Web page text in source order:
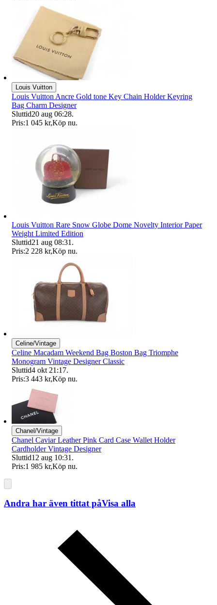
Louis Vuitton
Louis Vuitton Ancre Gold tone Key Chain Holder Keyring
Bag Charm Designer
Sluttid20 aug 06:28.
Pris:1 045 kr,Köp nu.
Louis Vuitton Rare Snow Globe Dome Novelty Interior Paper
Weight Limited Edition
Sluttid21 aug 08:31 .
Pris:2 228 kr,Köp nu.
Celine/Vintage
Celine Macadam Weekend Bag Boston Bag Triomphe
Monogram Vintage Designer Classic
Sluttid4 okt 21:17.
Pris:3 443 kr,Köp nu.
Chanel/Vintage
Chanel Caviar Leather Pink Card Case Wallet Holder
Cardholder Vintage Designer
Sluttid12 aug 10:31 .
Pris:1 985 kr,Köp nu.
Andra har även tittat påVisa alla